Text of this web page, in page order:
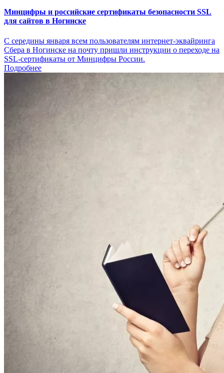
Минцифры и российские сертификаты безопасности SSL
для сайтов в Ногинске
С середины января всем пользователям интернет-эквайринга
Сбера в Ногинске на почту пришли инструкции о переходе на
SSL-сертификаты от Минцифры России.
Подробнее